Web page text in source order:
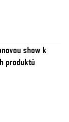
show k
produktů